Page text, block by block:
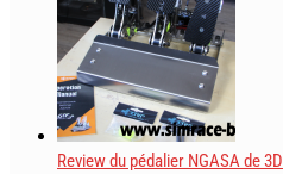
Review du pédalier NGASA de